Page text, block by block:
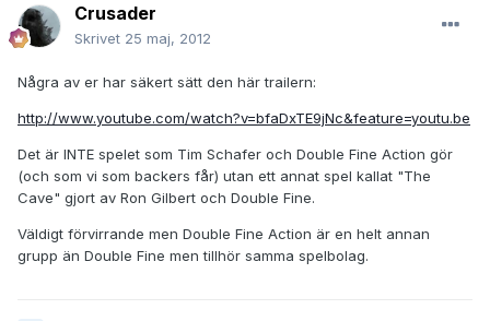
Crusader
Skrivet 25 maj, 2012
Några av er har säkert sätt den här trailern:
http://www.youtube.com/watch?v=bfaDxTE9jNc&feature=youtu.be
Det är INTE spelet som Tim Schafer och Double Fine Action gör
(och som vi som backers får) utan ett annat spel kallat "The
Cave" gjort av Ron Gilbert och Double Fine.
Väldigt förvirrande men Double Fine Action är en helt annan
grupp än Double Fine men tillhör samma spelbolag.